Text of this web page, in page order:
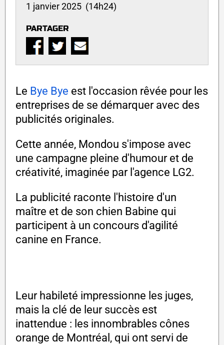
1 janvier 2025 (14h24)
PARTAGER
Le Bye Bye est l'occasion rêvée pour les
entreprises de se démarquer avec des
publicités originales.
Cette année, Mondou s'impose avec
une campagne pleine d'humour et de
créativité, imaginée par l'agence LG2.
La publicité raconte l'histoire d'un
maître et de son chien Babine qui
participent à un concours d'agilité
canine en France.
Leur habileté impressionne les juges,
mais la clé de leur succès est
inattendue : les innombrables cônes
orange de Montréal, qui ont servi de